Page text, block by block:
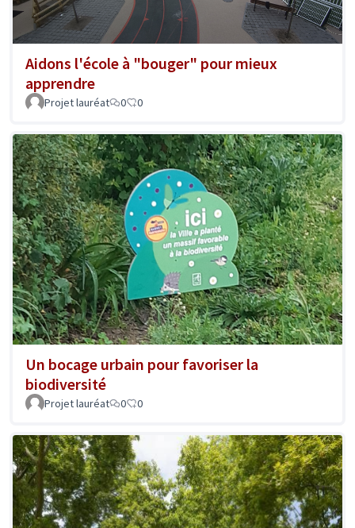
Aidons l'école à "bouger" pour mieux
apprendre
Projet lauréat 0 0
Un bocage urbain pour favoriser la
biodiversité
Projet lauréat 0 0